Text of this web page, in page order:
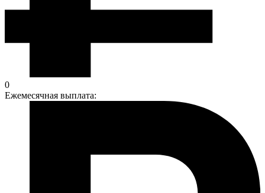
0
Ежемесячная выплата: